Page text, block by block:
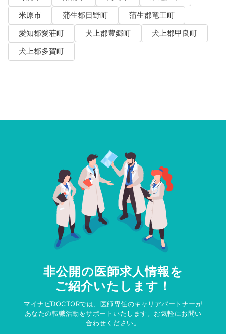
米原市
蒲生郡日野町
蒲生郡竜王町
愛知郡愛荘町
犬上郡豊郷町
犬上郡甲良町
犬上郡多賀町
非公開の医師求人情報を
ご紹介いたします！
マイナビDOCTORでは、医師専任のキャリアパートナーが
あなたの転職活動をサポートいたします。お気軽にお問い
合わせください。